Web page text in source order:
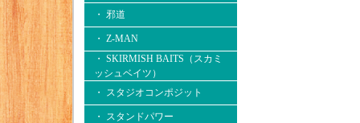
・ 邪道
・ Z-MAN
・ SKIRMISH BAITS（スカミ
ッシュベイツ）
・ スタジオコンポジット
・ スタンドパワー